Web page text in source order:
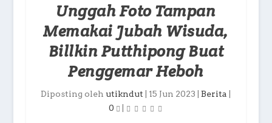
Unggah Foto Tampan
Memakai Jubah Wisuda,
Billkin Putthipong Buat
Penggemar Heboh
Diposting olehutikndut 15 Jun 2023 |Berita
0